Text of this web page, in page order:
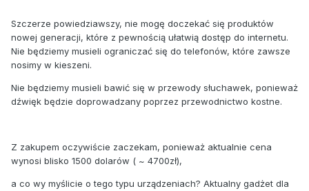
Szczerze powiedziawszy, nie mogę doczekać się produktów
nowej generacji, które z pewnością ułatwią dostęp do internetu.
Nie będziemy musieli ograniczać się do telefonów, które zawsze
nosimy w kieszeni.
Nie będziemy musieli bawić się w przewody słuchawek, ponieważ
dźwięk będzie doprowadzany poprzez przewodnictwo kostne.
Z zakupem oczywiście zaczekam, ponieważ aktualnie cena
wynosi blisko 1500 dolarów ( ~ 4700zł),
a co wy myślicie o tego typu urządzeniach? Aktualny gadżet dla